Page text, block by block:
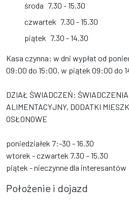
środa 7.30 - 15.30
czwartek 7.30 - 15.30
piątek 7.30 - 14.30
Kasa czynna: w dni wypłat od
09:00 do 15:00, w piątek 09:00 do
DZIAŁ ŚWIADCZEŃ:
ALIMENTACYJNY, DODATKI
OSŁONOWE
poniedziałek 7:-30 - 16.30
wtorek - czwartek 7.30 – 15.30
piątek - nieczynne dla interesantów
Położenie i dojazd